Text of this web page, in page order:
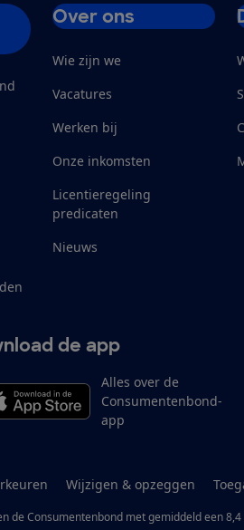
Over ons
Wie zijn we
Vacatures
Werken bij
Onze inkomsten
Licentieregeling
predicaten
Nieuws
de app
Alles over de
Consumentenbond-
app
Wijzigen & opzeggen
de Consumentenbondmet gemiddeld een 8,4